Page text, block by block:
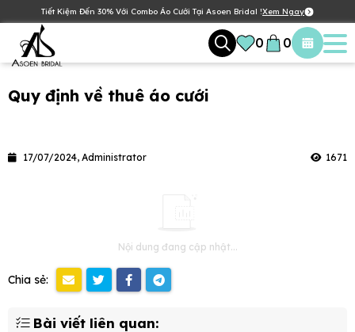
Tiết Kiệm Đến 30% Với Combo Áo Cưới Tại Asoen Bridal !Xem Ngay
0 0
Quy định về thuê áo cưới
17/07/2024, Administrator 1671
Nội dung đang cập nhật...
Chia sẻ:
Bài viết liên quan: